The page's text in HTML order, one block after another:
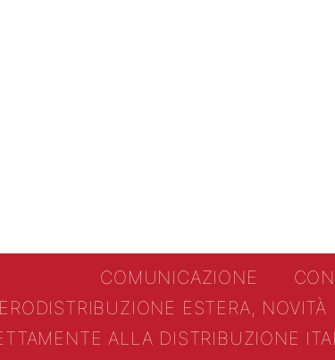
COMUNICAZIONE
DISTRIBUZIONE ESTERA,
ALLA DISTRIBUZIONE